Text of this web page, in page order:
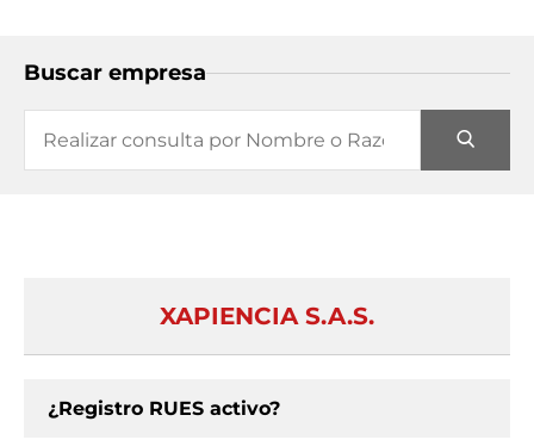
Buscar empresa
XAPIENCIA S.A.S.
¿Registro RUES activo?